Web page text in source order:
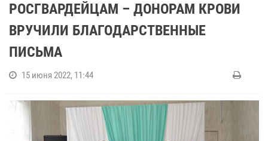
РОСГВАРДЕЙЦАМ – ДОНОРАМ КРОВИ
ВРУЧИЛИ БЛАГОДАРСТВЕННЫЕ
ПИСЬМА
15 июня 2022, 11:44